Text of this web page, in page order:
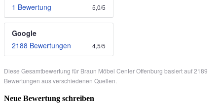
1 Bewertung
5,0/5
Google
2188 Bewertungen
4,5/5
Diese Gesamtbewertung für Braun Möbel Center Offenburg basiert auf 2189
Bewertungen aus verschiedenen Quellen.
Neue Bewertung schreiben